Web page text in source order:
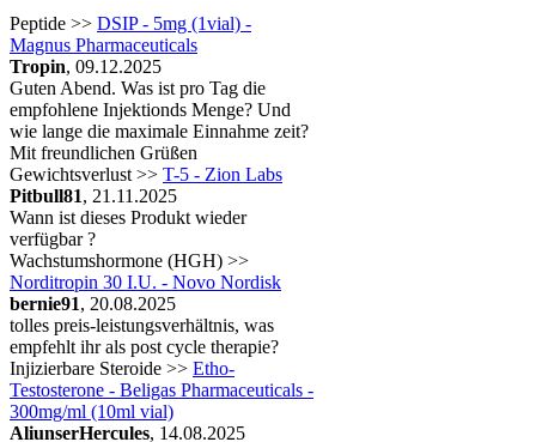
Peptide >> DSIP - 5mg (1vial) -
Magnus Pharmaceuticals
Tropin, 09.12.2025
Guten Abend. Was ist pro Tag die
empfohlene Injektionds Menge? Und
wie lange die maximale Einnahme zeit?
Mit freundlichen Grüßen
Gewichtsverlust >> T-5 - Zion Labs
Pitbull81, 21.11.2025
Wann ist dieses Produkt wieder
verfügbar ?
Wachstumshormone (HGH) >>
Norditropin 30 I.U. - Novo Nordisk
bernie91, 20.08.2025
tolles preis-leistungsverhältnis, was
empfehlt ihr als post cycle therapie?
Injizierbare Steroide >> Etho-
Testosterone - Beligas Pharmaceuticals -
300mg/ml (10ml vial)
AliunserHercules, 14.08.2025